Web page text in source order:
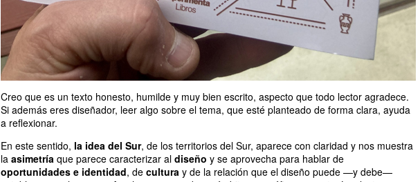
Creo que es un texto honesto, humilde y muy bien escrito, aspecto que todo lector agradece.
Si además eres diseñador, leer algo sobre el tema, que esté planteado de forma clara, ayuda
a reflexionar.
En este sentido, la idea del Sur, de los territorios del Sur, aparece con claridad y nos muestra
la asimetría que parece caracterizar al diseño y se aprovecha para hablar de
oportunidades e identidad, de cultura y de la relación que el diseño puede —y debe—